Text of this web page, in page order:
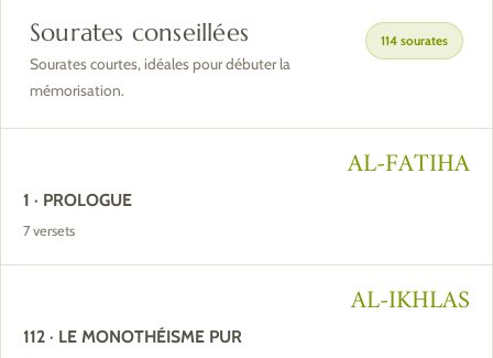
Sourates conseillées
Sourates courtes, idéales pour débuter la
mémorisation.
114 sourates
AL-FATIHA
1 · PROLOGUE
7 versets
AL-IKHLAS
112 · LE MONOTHÉISME PUR